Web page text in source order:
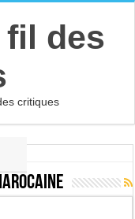
fil des
critiques